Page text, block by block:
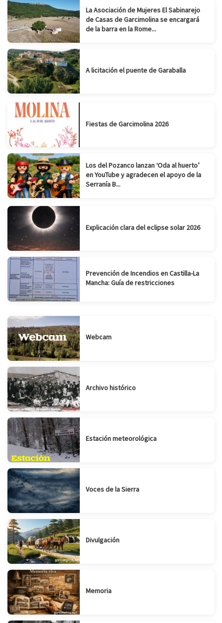
La Asociación de Mujeres El Sabinarejo
de Casas de Garcimolina se encargará
de la barra en la Rome...
A licitación el puente de Garaballa
Fiestas de Garcimolina 2026
Los del Pozanco lanzan ‘Oda al huerto’
en YouTube y agradecen el apoyo de la
Serranía B...
Explicación clara del eclipse solar 2026
Prevención de Incendios en Castilla-La
Mancha: Guía de restricciones
Webcam
Archivo histórico
Estación meteorológica
Voces de la Sierra
Divulgación
Memoria